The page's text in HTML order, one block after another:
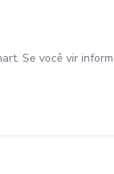
Se você vir